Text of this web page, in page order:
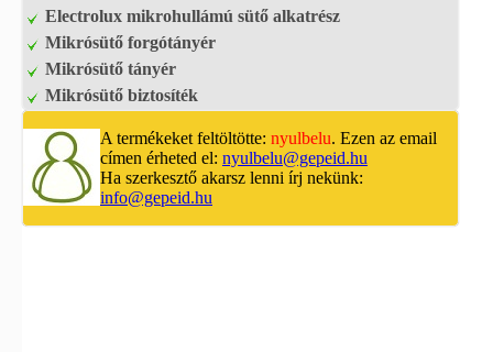
Electrolux mikrohullámú sütő alkatrész
Mikrósütő forgótányér
Mikrósütő tányér
Mikrósütő biztosíték
A termékeket feltöltötte: nyulbelu. Ezen az email
címen érheted el: nyulbelu@gepeid.hu
Ha szerkesztő akarsz lenni írj nekünk:
info@gepeid.hu